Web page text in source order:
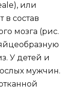
или
в состав
мозга (рис.
У детей и
мужчин.